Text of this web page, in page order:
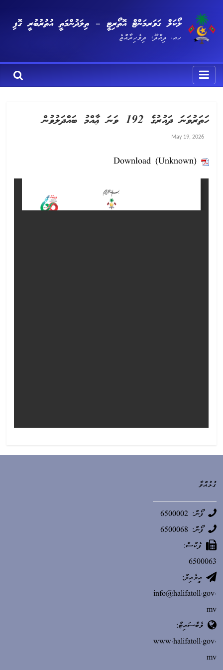
ލޯކަލް ގަވަރމަންޓް އޮތޯރިޓީ – ތިލަދުންމަތީ އުތުރުބުރީ ގޮފި
ހއ. ދިއްދޫ، ދިވެހިރާއްޖެ
ހަތަރުވަނަ ދައުރުގެ 192 ވަނަ ޢާއްމު ބައްދަލުވުން
May 19, 2026
Download (Unknown)
ގުޅުއްވާ
ފޯން: 6500002
ފޯން: 6500068
ފެކްސް:
6500063
އީމެއިލް:
info@halifatoll.gov.
mv
ވެބްސައިޓް:
www.halifatoll.gov.
mv